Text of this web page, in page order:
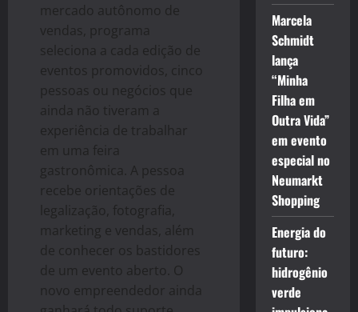
mercado autônomo de
vendas, programa
seleciona a cada edição de
eventos promovidos, cinco
pessoas ou negócios que
ainda não tiveram a
experiência de trabalhar
em uma feira
gastronômica. A pessoa
recebe orientações de
legalização, fotografia,
marketing e vendas, além
de conhecer os bastidores
de um evento aberto. O
novo empreendedor ainda
Marcela
Schmidt
lança
“Minha
Filha em
Outra Vida”
em evento
especial no
Neumarkt
Shopping
Energia do
futuro:
hidrogênio
verde